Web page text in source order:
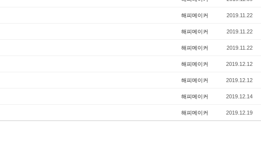
해피메이커 2019.11.22
해피메이커 2019.11.22
해피메이커 2019.11.22
해피메이커 2019.12.12
해피메이커 2019.12.12
해피메이커 2019.12.14
해피메이커 2019.12.19